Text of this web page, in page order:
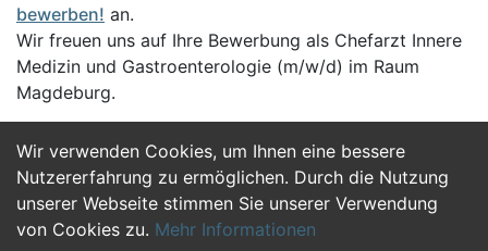
Wir verwenden Cookies, um Ihnen eine bessere
Nutzererfahrung zu ermöglichen. Durch die Nutzung
unserer Webseite stimmen Sie unserer Verwendung
von Cookies zu. Mehr Informationen
bewerben! an.
Wir freuen uns auf Ihre Bewerbung als Chefarzt Innere
Medizin und Gastroenterologie (m/w/d) im Raum
Magdeburg.
Jetzt Bewerben